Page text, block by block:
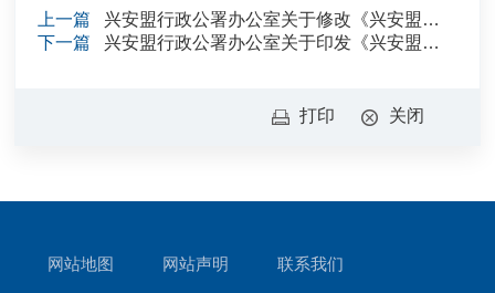
上一篇
兴安盟行政公署办公室关于修改《兴安盟优化生育政策促进人口长均衡发展若干措施》有关内容的通知
下一篇
兴安盟行政公署办公室关于印发《兴安盟低空经济高质量发展三年行动方案（2025—2027年）》的通知
打印 关闭
网站地图 网站声明 联系我们